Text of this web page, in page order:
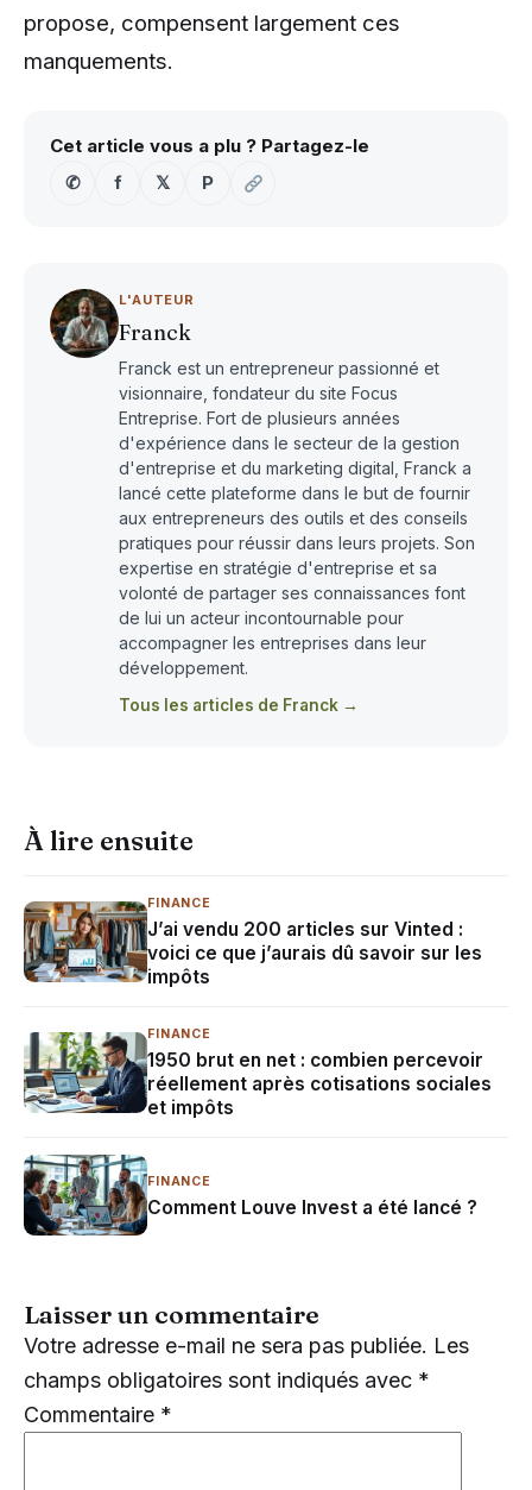
propose, compensent largement ces
manquements.
Cet article vous a plu ? Partagez-le
✆
f 𝕏 P
L'AUTEUR
Franck
Franck est un entrepreneur passionné et
visionnaire, fondateur du site Focus
Entreprise. Fort de plusieurs années
d'expérience dans le secteur de la gestion
d'entreprise et du marketing digital, Franck a
lancé cette plateforme dans le but de fournir
aux entrepreneurs des outils et des conseils
pratiques pour réussir dans leurs projets. Son
expertise en stratégie d'entreprise et sa
volonté de partager ses connaissances font
de lui un acteur incontournable pour
accompagner les entreprises dans leur
développement.
Tous les articles de Franck →
À lire ensuite
FINANCE
J’ai vendu 200 articles sur Vinted :
voici ce que j’aurais dû savoir sur les
impôts
FINANCE
1950 brut en net : combien percevoir
réellement après cotisations sociales
et impôts
FINANCE
Comment Louve Invest a été lancé ?
Laisser un commentaire
Votre adresse e-mail ne sera pas publiée. Les
champs obligatoires sont indiqués avec *
Commentaire *